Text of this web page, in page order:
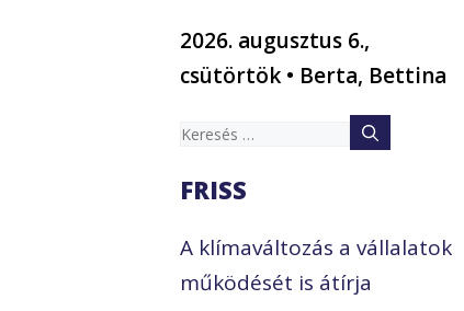
2026. augusztus 6.,
csütörtök • Berta, Bettina
Keresés:
FRISS
A klímaváltozás a vállalatok
működését is átírja